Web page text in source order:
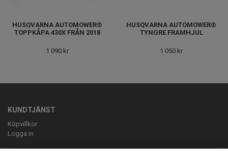
HUSQVARNA AUTOMOWER®
TOPPKÅPA 430X FRÅN 2018
1 090 kr
HUSQVARNA AUTOMOWER®
TYNGRE FRAMHJUL
1 050 kr
KUNDTJÄNST
Köpvillkor
Logga in